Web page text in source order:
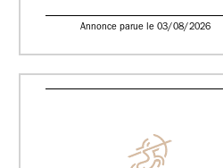
Annonce parue le 03/08/2026